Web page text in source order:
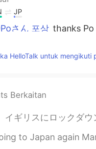
JP
さん 포상 thanks Po
thanks so much
HelloTalk untuk mengikuti
Berkaitan
のルールが変わったので昨日は２年ぶりに友達と会った。一緒に４時間ぐらい散歩に行ったり、僕が作ったのサンド
again March. I hope the weather will be